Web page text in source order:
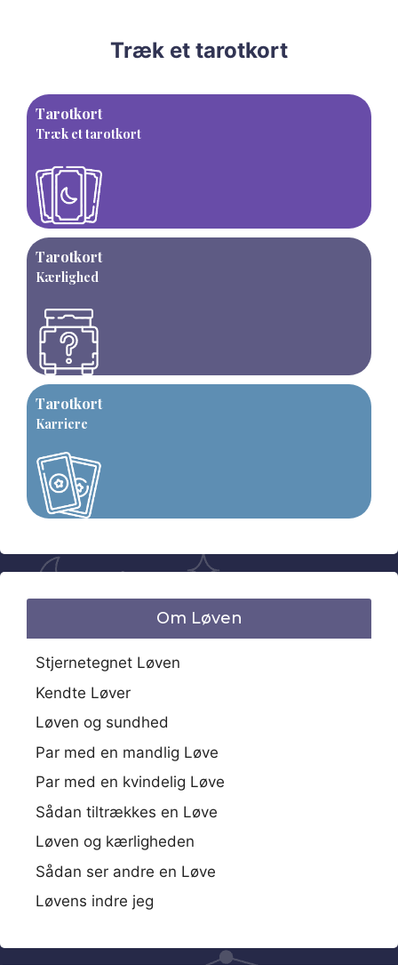
Træk et tarotkort
Tarotkort
Træk et tarotkort
Tarotkort
Kærlighed
Tarotkort
Karriere
Om Løven
Stjernetegnet Løven
Kendte Løver
Løven og sundhed
Par med en mandlig Løve
Par med en kvindelig Løve
Sådan tiltrækkes en Løve
Løven og kærligheden
Sådan ser andre en Løve
Løvens indre jeg